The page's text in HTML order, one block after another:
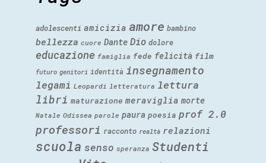
adolescenti amicizia amore bambino
bellezza cuore Dante Dio dolore
educazione famiglia fede felicità film
futuro genitori identità insegnamento
legami Leopardi letteratura lettura
libri maturazione meraviglia morte
Natale Odissea parole paura poesia prof 2.0
professori racconto realtà relazioni
scuola senso speranza Studenti